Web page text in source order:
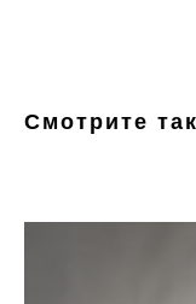
Смотрите